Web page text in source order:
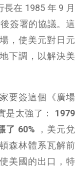
在 1985 年 9 月
簽署的協議。這
，使美元對日元
下調，以解決美
要簽這個《廣場
是太強了：
1979
了 60% ，美元兌
森林體系瓦解前
美國的出口，特